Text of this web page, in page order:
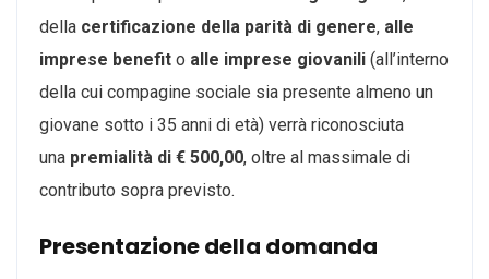
della certificazione della parità di genere, alle
imprese benefit o alle imprese giovanili (all’interno
della cui compagine sociale sia presente almeno un
giovane sotto i 35 anni di età) verrà riconosciuta
una premialità di € 500,00, oltre al massimale di
contributo sopra previsto.
Presentazione della domanda